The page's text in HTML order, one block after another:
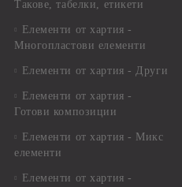
Такове, табелки, етикети
Елементи от хартия -
Многопластови елементи
Елементи от хартия - Други
Елементи от хартия -
Готови композиции
Елементи от хартия - Микс
елементи
Елементи от хартия -